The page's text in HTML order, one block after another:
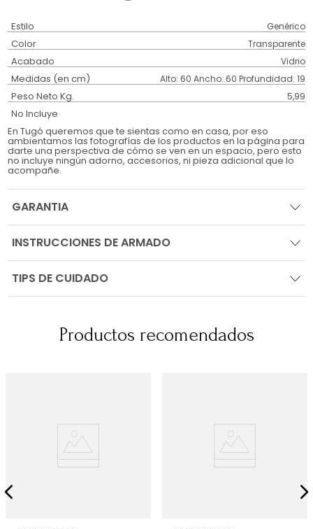
Estilo Genérico
Color Transparente
Acabado Vidrio
Medidas (en cm) Alto: 60 Ancho: 60 Profundidad: 19
Peso Neto Kg. 5,99
No Incluye
En Tugó queremos que te sientas como en casa, por eso
ambientamos las fotografías de los productos en la página para
darte una perspectiva de cómo se ven en un espacio, pero esto
no incluye ningún adorno, accesorios, ni pieza adicional que lo
acompañe.
GARANTIA
INSTRUCCIONES DE ARMADO
TIPS DE CUIDADO
Productos recomendados